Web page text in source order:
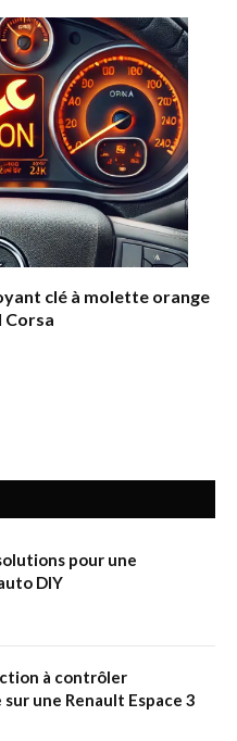
clé à molette orange
Corsa
pour une
DIY
à contrôler
sur une Renault Espace 3